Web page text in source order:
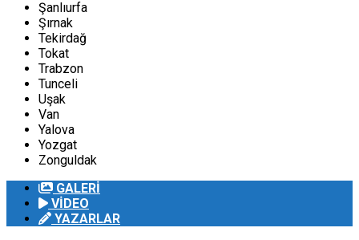
Şanlıurfa
Şırnak
Tekirdağ
Tokat
Trabzon
Tunceli
Uşak
Van
Yalova
Yozgat
Zonguldak
GALERİ
VİDEO
YAZARLAR